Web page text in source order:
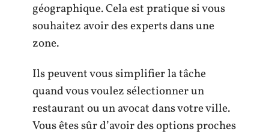
géographique. Cela est pratique si vous
souhaitez avoir des experts dans une
zone.
Ils peuvent vous simplifier la tâche
quand vous voulez sélectionner un
restaurant ou un avocat dans votre ville.
Vous êtes sûr d’avoir des options proches